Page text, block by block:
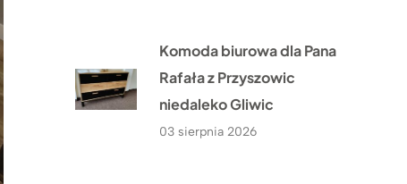
Komoda biurowa dla Pana
Rafała z Przyszowic
niedaleko Gliwic
03 sierpnia 2026